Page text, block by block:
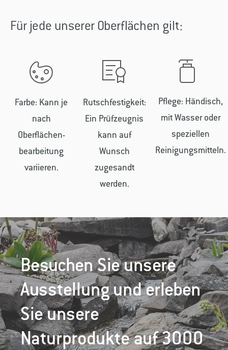
Für jede unserer Oberflächen gilt:
Farbe: Kann je
nach
Oberflächen­
bearbeitung
variieren.
Rutschfestigkeit:
Ein Prüfzeugnis
kann auf
Wunsch
zugesandt
werden.
Pflege: Händisch,
mit Wasser oder
speziellen
Reinigungsmitteln.
Besuchen Sie unsere
Ausstellung und erleben
Sie unsere
Naturprodukte auf 3000